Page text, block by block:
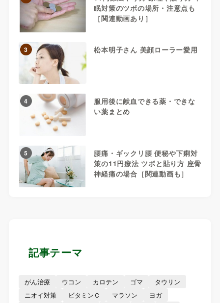
眠対策のツボの場所・注意点も
［関連動画あり］
3 松本明子さん 美顔ローラー愛用
4
服用後に献血できる薬・できな
い薬まとめ
5
腰痛・ギックリ腰 便秘や下痢対
策の11円療法 ツボと貼り方 座骨
神経痛の場合［関連動画も］
記事テーマ
がん治療 ウコン カロテン ゴマ
タウリン
ニオイ対策
ビタミンＣ マラソン
ヨガ